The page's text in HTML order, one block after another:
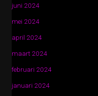
juni 2024
mei 2024
april 2024
maart 2024
februari 2024
januari 2024